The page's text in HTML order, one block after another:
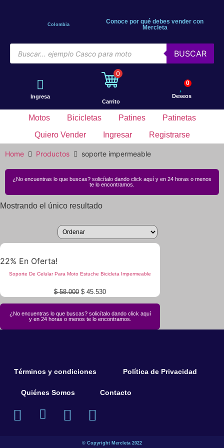
Colombia
Conoce por qué debes vender con
Mercleta
BUSCAR
Ingresa
0
Carrito
Deseos
0
Motos Bicicletas Patines
Patinetas
Quiero Vender
Ingresar Registrarse
Home Productos soporte impermeable
¿No encuentras lo que buscas? solicítalo dando click aquí y en 24 horas o menos
te lo encontramos.
Mostrando el único resultado
22% En Oferta!
Soporte De Celular Para Moto Estuche Bicicleta Impermeable
$58.000 $ 45.530
¿No encuentras lo que buscas? solicítalo dando click aquí
y en 24 horas o menos te lo encontramos.
Términos y condiciones Política de Privacidad
Quiénes Somos Contacto
© Copyright Mercleta 2022